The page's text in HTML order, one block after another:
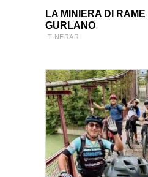
VIEW
VIEW
LA MINIERA DI RAME
GURLANO
ITINERARI